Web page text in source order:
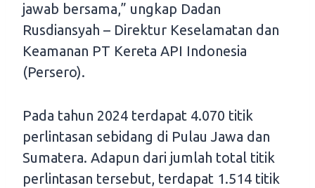
jawab bersama,” ungkap Dadan
Rusdiansyah – Direktur Keselamatan dan
Keamanan PT Kereta API Indonesia
(Persero).
Pada tahun 2024 terdapat 4.070 titik
perlintasan sebidang di Pulau Jawa dan
Sumatera. Adapun dari jumlah total titik
perlintasan tersebut, terdapat 1.514 titik